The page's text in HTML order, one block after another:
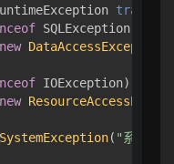
SQLException) {
new DataAccessException
IOException) {
new
SystemException( "系统异